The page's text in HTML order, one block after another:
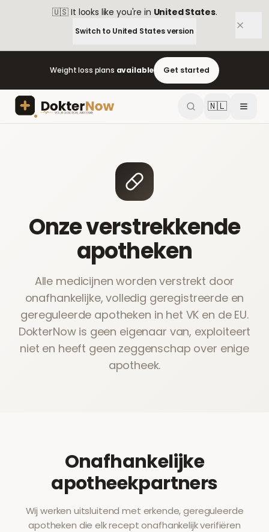
🇺🇸 It looks like you're in United States.
Switch to United Statesversion
Weight loss plans available Get started
🇳🇱
Onze verstrekkende
apotheken
Alle medicijnen worden verstrekt door
onafhankelijke, volledig geregistreerde en
gereguleerde apotheken in het VK en de EU.
DokterNow is geen eigenaar van, exploiteert
niet en heeft geen zeggenschap over enige
apotheek.
Onafhankelijke
apotheekpartners
Wij werken uitsluitend met erkende, gereguleerde
apotheken die elk recept onafhankelijk verifiëren